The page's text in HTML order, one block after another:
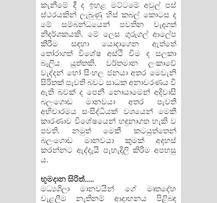
කැනීමේ දී ද ඉහළ මට්ටමේ අවුල් පස්
ස්ථරයකින් ලැබුණු හිස් කබල් කොටස ද
මේ සම්බන්ධයෙන් පවතින වැදගත්
නිදර්ශකයකි. මේ ලෙස ගුරුගල් ආලේප
කිරීම සඳහා යොදාගෙන ඇත්තේ
තෝරාගත් විශේෂ අස්ථි වීම ද සලකා
බැලිය යුත්තකි. වර්තමාන ලංකාවේ
වැද්දන් හෝ සිංහල ජනයා අතර මෙවැනි
සිරිතක් පැවති බවට සාධක අනාවරණය වී
ඇති බවක් ද පෙනී නොයාමෙන් අදිවාසි
බලංගොඩ මානවයා අතර පැවති
අභිචාරමය සංසිද්ධියක් වශයෙන් මෙකී
කාරණාව විශේෂයෙන් හඳුනාගත හැකි ව
පවති. නමුත් මෙකී කටයුත්තෙන්
බලංගොඩ මානවයා කුමක් අදහස්
කරන්නට ඇද්දැයි පැහැදිලි කිරීම අපහසු
ය.
භූමදාන සිරිත්.....
මධ්‍යශිලා මානවයින් ගේ මෘතදේහ
වැළලීම නැතිනම් ආදාහනය පිළිබඳ